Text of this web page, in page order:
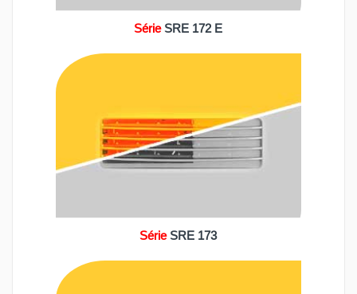
Série SRE 172 E
Série SRE 173